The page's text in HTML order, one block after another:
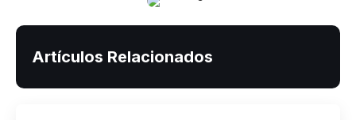
Artículos Relacionados